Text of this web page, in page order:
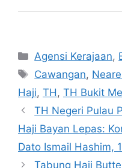
Categories
Agensi Kerajaan,
Tags
Cawangan,
Haji, TH , TH Bukit
TH Negeri Pulau
Haji Bayan Lepas:
Dato Ismail Hashim,
Tabung Haji